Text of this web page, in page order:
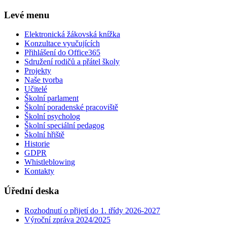
Levé menu
Elektronická žákovská knížka
Konzultace vyučujících
Přihlášení do Office365
Sdružení rodičů a přátel školy
Projekty
Naše tvorba
Učitelé
Školní parlament
Školní poradenské pracoviště
Školní psycholog
Školní speciální pedagog
Školní hřiště
Historie
GDPR
Whistleblowing
Kontakty
Úřední deska
Rozhodnutí o přijetí do 1. třídy 2026-2027
Výroční zpráva 2024/2025